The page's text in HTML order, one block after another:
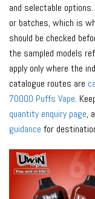
and selectable
or batches, which is
should be checked
the sampled models
apply only where the
catalogue routes are
70000 Puffs Vape.
quantity enquiry page,
guidance for